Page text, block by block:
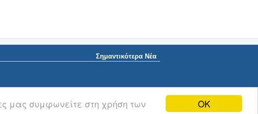
OK
μας συμφωνείτε στη χρήση των
Σημαντικότερα Νέα